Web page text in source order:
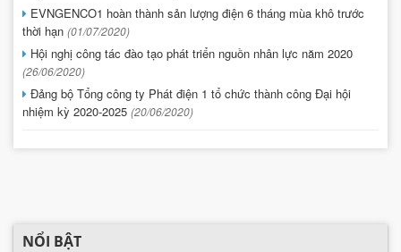
EVNGENCO1 hoàn thành sản lượng điện 6 tháng mùa khô trước
thời hạn (01/07/2020)
Hội nghị công tác đào tạo phát triển nguồn nhân lực năm 2020
(26/06/2020)
Đảng bộ Tổng công ty Phát điện 1 tổ chức thành công Đại hội
nhiệm kỳ 2020-2025 (20/06/2020)
NỔI BẬT